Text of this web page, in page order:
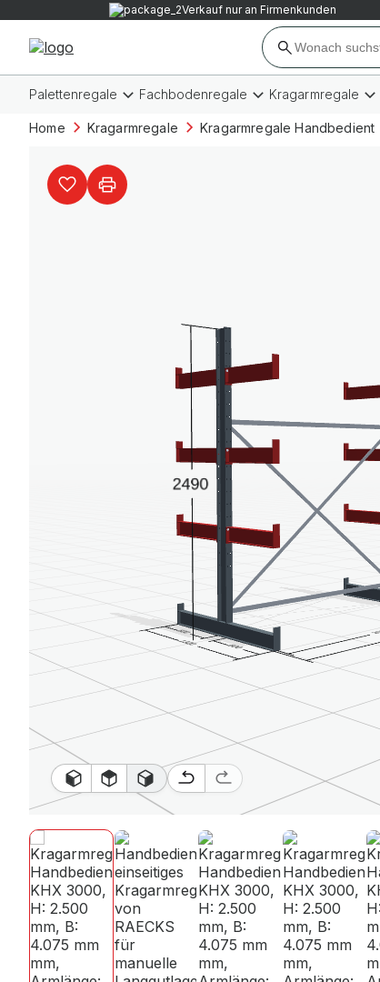
Verkauf nur an Firmenkunden
Palettenregale Fachbodenregale Kragarmregale
Home Kragarmregale Kragarmregale Handbedient